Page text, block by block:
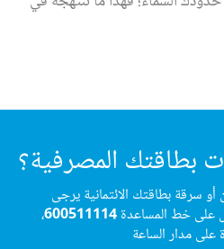
بطاقتك المصرفية؟
سرقة بطاقتك الائتمانية يرجى
على خط المساعدة600511114،
على مدار الساعة